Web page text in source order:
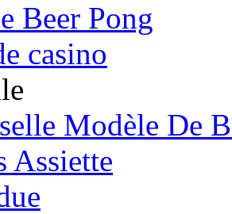
Beer Pong
casino
Modèle De
Assiette